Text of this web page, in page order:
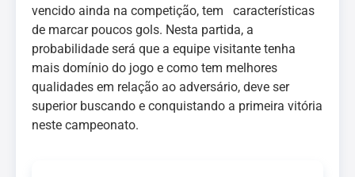
vencido ainda na competição, tem características
de marcar poucos gols. Nesta partida, a
probabilidade será que a equipe visitante tenha
mais domínio do jogo e como tem melhores
qualidades em relação ao adversário, deve ser
superior buscando e conquistando a primeira vitória
neste campeonato.